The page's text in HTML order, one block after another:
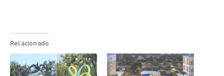
Relacionado